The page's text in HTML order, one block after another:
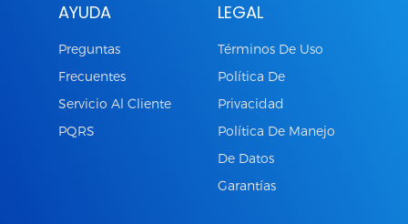
AYUDA
Preguntas
Frecuentes
Servicio Al Cliente
PQRS
LEGAL
Términos De Uso
Política De
Privacidad
Política De Manejo
De Datos
Garantías